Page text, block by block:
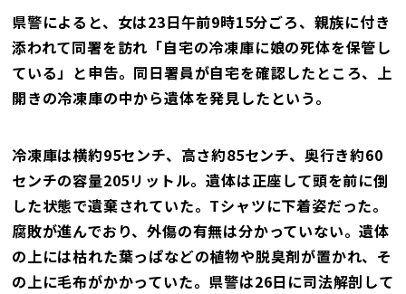
県警によると、女は23日午前9時15分ごろ、親族に付き
添われて同署を訪れ「自宅の冷凍庫に娘の死体を保管し
ている」と申告。同日署員が自宅を確認したところ、上
開きの冷凍庫の中から遺体を発見したという。
冷凍庫は横約95センチ、高さ約85センチ、奥行き約60
センチの容量205リットル。遺体は正座して頭を前に倒
した状態で遺棄されていた。Tシャツに下着姿だった。
腐敗が進んでおり、外傷の有無は分かっていない。遺体
の上には枯れた葉っぱなどの植物や脱臭剤が置かれ、そ
の上に毛布がかかっていた。県警は26日に司法解剖して